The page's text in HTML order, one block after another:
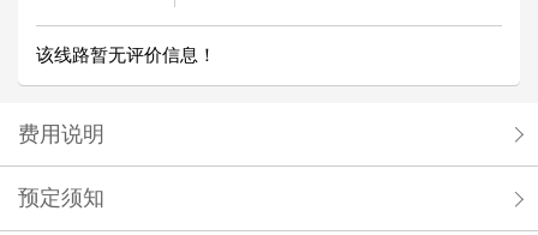
该线路暂无评价信息！
费用说明
预定须知